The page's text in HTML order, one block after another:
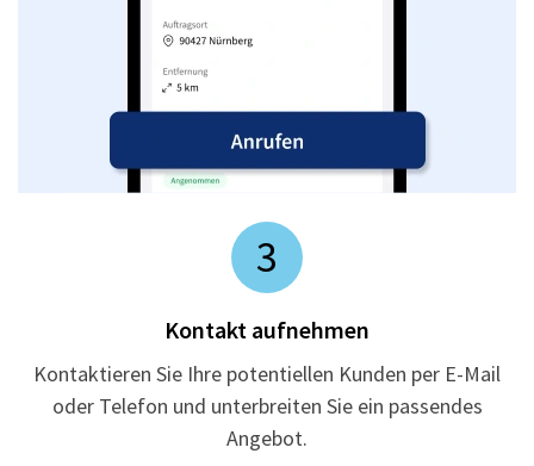
3
Kontakt aufnehmen
Kontaktieren Sie Ihre potentiellen Kunden per E-Mail
oder Telefon und unterbreiten Sie ein passendes
Angebot.